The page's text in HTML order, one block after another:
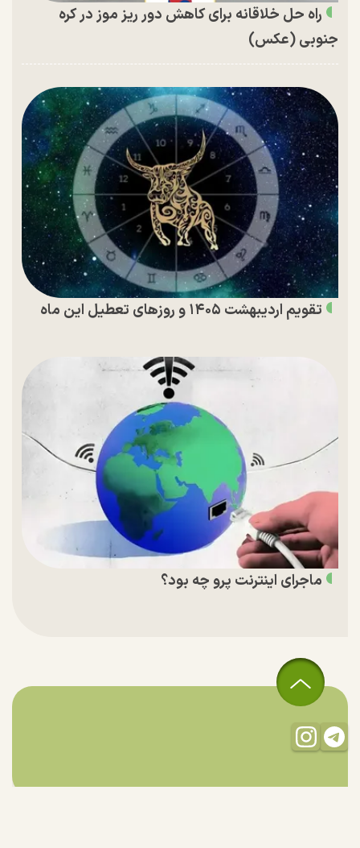
راه حل خلاقانه برای کاهش دور ریز موز در کره
جنوبی (عکس)
تقویم اردیبهشت ۱۴۰۵ و روز‌های تعطیل این ماه
ماجرای اینترنت پرو چه بود؟